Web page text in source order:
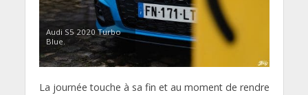
Audi S5 2020 Turbo
Blue.
La journée touche à sa fin et au moment de rendre